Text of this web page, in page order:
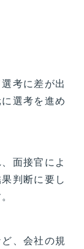
考に差が出
選考を進め
面接官によ
判断に要し
、会社の規